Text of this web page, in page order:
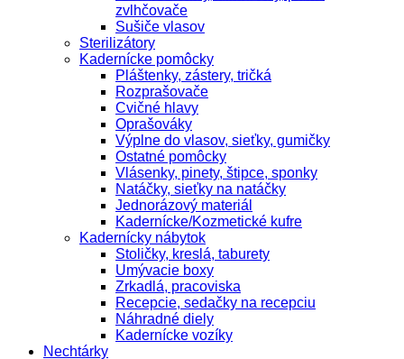
zvlhčovače
Sušiče vlasov
Sterilizátory
Kadernícke pomôcky
Pláštenky, zástery, tričká
Rozprašovače
Cvičné hlavy
Oprašováky
Výplne do vlasov, sieťky, gumičky
Ostatné pomôcky
Vlásenky, pinety, štipce, sponky
Natáčky, sieťky na natáčky
Jednorázový materiál
Kadernícke/Kozmetické kufre
Kadernícky nábytok
Stoličky, kreslá, taburety
Umývacie boxy
Zrkadlá, pracoviska
Recepcie, sedačky na recepciu
Náhradné diely
Kadernícke vozíky
Nechtárky